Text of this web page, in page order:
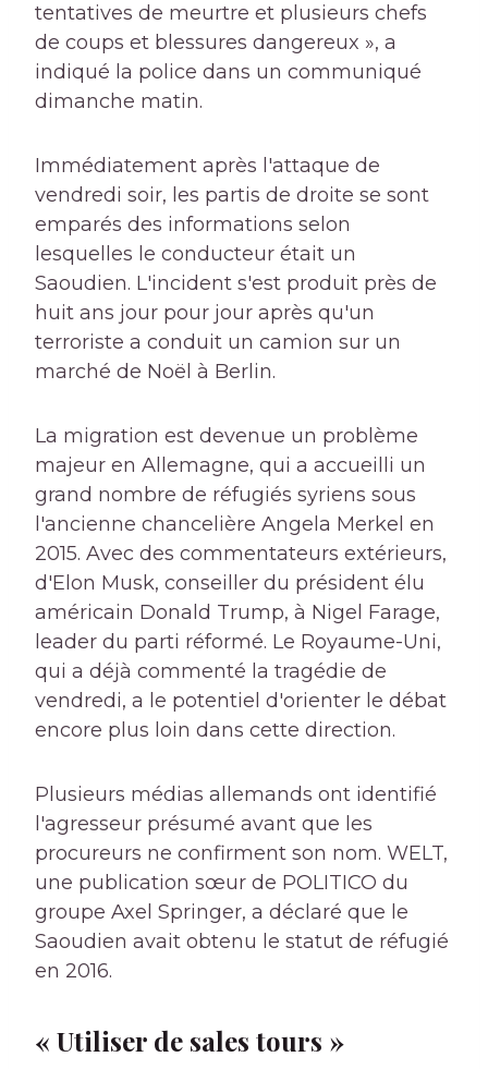
tentatives de meurtre et plusieurs chefs
de coups et blessures dangereux », a
indiqué la police dans un communiqué
dimanche matin.
Immédiatement après l'attaque de
vendredi soir, les partis de droite se sont
emparés des informations selon
lesquelles le conducteur était un
Saoudien. L'incident s'est produit près de
huit ans jour pour jour après qu'un
terroriste a conduit un camion sur un
marché de Noël à Berlin.
La migration est devenue un problème
majeur en Allemagne, qui a accueilli un
grand nombre de réfugiés syriens sous
l'ancienne chancelière Angela Merkel en
2015. Avec des commentateurs extérieurs,
d'Elon Musk, conseiller du président élu
américain Donald Trump, à Nigel Farage,
leader du parti réformé. Le Royaume-Uni,
qui a déjà commenté la tragédie de
vendredi, a le potentiel d'orienter le débat
encore plus loin dans cette direction.
Plusieurs médias allemands ont identifié
l'agresseur présumé avant que les
procureurs ne confirment son nom. WELT,
une publication sœur de POLITICO du
groupe Axel Springer, a déclaré que le
Saoudien avait obtenu le statut de réfugié
en 2016.
« Utiliser de sales tours »